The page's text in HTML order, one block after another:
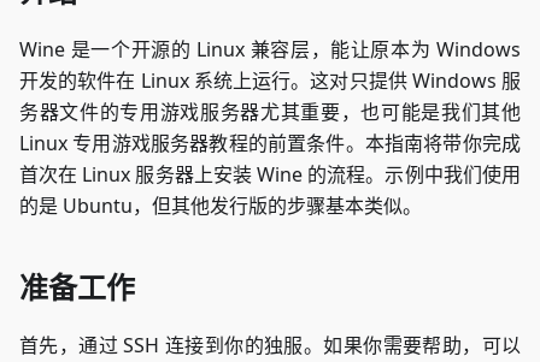
Wine 是一个开源的 Linux 兼容层，能让原本为 Windows
开发的软件在 Linux 系统上运行。这对只提供 Windows 服
务器文件的专用游戏服务器尤其重要，也可能是我们其他
Linux 专用游戏服务器教程的前置条件。本指南将带你完成
首次在 Linux 服务器上安装 Wine 的流程。示例中我们使用
的是 Ubuntu，但其他发行版的步骤基本类似。
准备工作
首先，通过 SSH 连接到你的独服。如果你需要帮助，可以